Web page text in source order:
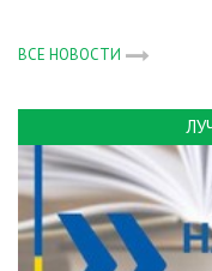
ВСЕ НОВОСТИ